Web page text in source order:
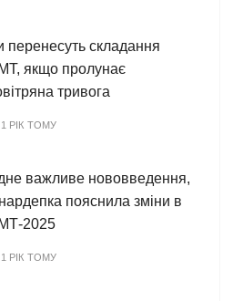
перенесуть складання
якщо пролунає
тривога
1 РІК ТОМУ
важливе нововведення,
пояснила зміни в
2025
1 РІК ТОМУ